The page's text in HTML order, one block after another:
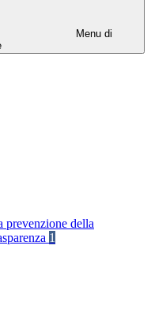
Menu di
prevenzione della
1